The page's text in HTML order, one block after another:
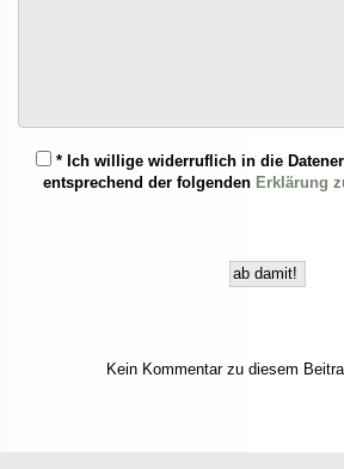
* Ich willige widerruflich in die
entsprechend der folgenden Erklärung
Kein Kommentar zu diesem